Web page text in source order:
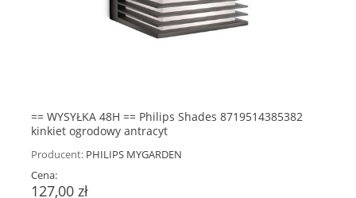
== WYSYŁKA 48H == Philips Shades 8719514385382
kinkiet ogrodowy antracyt
Producent: PHILIPS MYGARDEN
Cena:
127,00 zł